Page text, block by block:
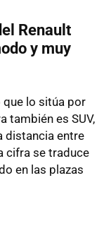
Renault
y muy
que lo sitúa por
también es SUV,
distancia entre
cifra se traduce
en las plazas